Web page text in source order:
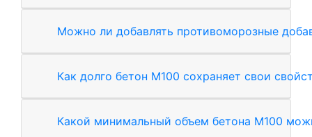
Можно ли добавлять противоморозные
Как долго бетон М100 сохраняет свои
Какой минимальный объем бетона М100